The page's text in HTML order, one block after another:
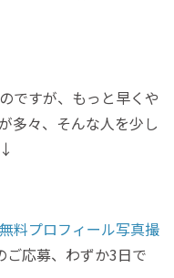
ですが、もっと早くや
多々、そんな人を少し
料プロフィール写真撮
ご応募、わずか3日で